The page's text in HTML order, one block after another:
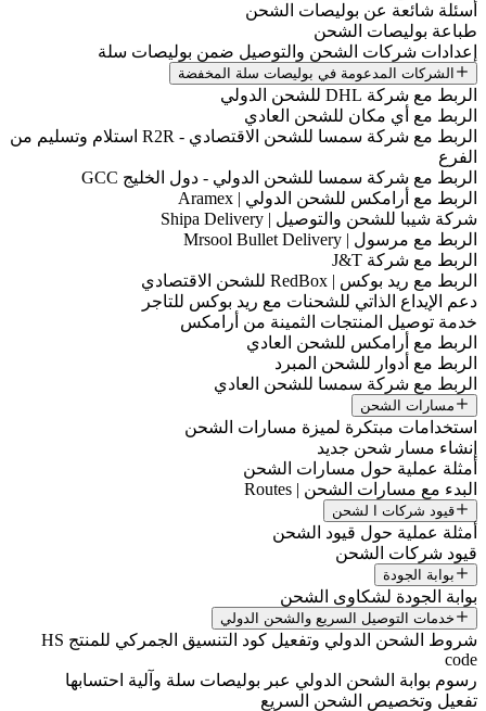
أسئلة شائعة عن بوليصات الشحن
طباعة بوليصات الشحن
إعدادات شركات الشحن والتوصيل ضمن بوليصات سلة
الشركات المدعومة في بوليصات سلة المخفضة
الربط مع شركة DHL للشحن الدولي
الربط مع أي مكان للشحن العادي
الربط مع شركة سمسا للشحن الاقتصادي - R2R استلام وتسليم من
الفرع
الربط مع شركة سمسا للشحن الدولي - دول الخليج GCC
الربط مع أرامكس للشحن الدولي | Aramex
شركة شيبا للشحن والتوصيل | Shipa Delivery
الربط مع مرسول | Mrsool Bullet Delivery
الربط مع شركة J&T
الربط مع ريد بوكس | RedBox للشحن الاقتصادي
دعم الإيداع الذاتي للشحنات مع ريد بوكس للتاجر
خدمة توصيل المنتجات الثمينة من أرامكس
الربط مع أرامكس للشحن العادي
الربط مع أدوار للشحن المبرد
الربط مع شركة سمسا للشحن العادي
مسارات الشحن
استخدامات مبتكرة لميزة مسارات الشحن
إنشاء مسار شحن جديد
أمثلة عملية حول مسارات الشحن
البدء مع مسارات الشحن | Routes
قيود شركات ا لشحن
أمثلة عملية حول قيود الشحن
قيود شركات الشحن
بوابة الجودة
بوابة الجودة لشكاوى الشحن
خدمات التوصيل السريع والشحن الدولي
شروط الشحن الدولي وتفعيل كود التنسيق الجمركي للمنتج HS
code
رسوم بوابة الشحن الدولي عبر بوليصات سلة وآلية احتسابها
تفعيل وتخصيص الشحن السريع